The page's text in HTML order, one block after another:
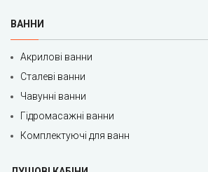
ВАННИ
Акрилові ванни
Сталеві ванни
Чавунні ванни
Гідромасажні ванни
Комплектуючі для ванн